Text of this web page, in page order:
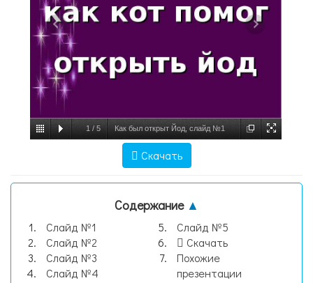
1 / 5 Как был открыт Йод, слайд №1
Скачать
Содержание ▲
Слайд №1
Слайд №2
Слайд №3
Слайд №4
Слайд №5
Скачать
Похожие
презентации